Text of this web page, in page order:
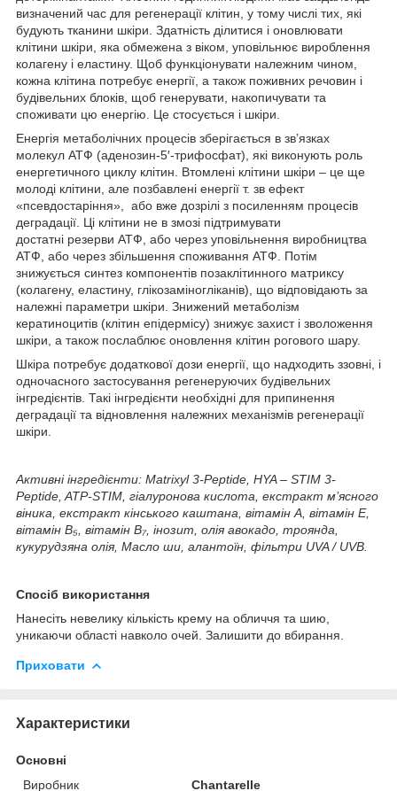
визначений час для регенерації клітин, у тому числі тих, які
будують тканини шкіри. Здатність ділитися і оновлювати
клітини шкіри, яка обмежена з віком, уповільнює вироблення
колагену і еластину. Щоб функціонувати належним чином,
кожна клітина потребує енергії, а також поживних речовин і
будівельних блоків, щоб генерувати, накопичувати та
споживати цю енергію. Це стосується і шкіри.
Енергія метаболічних процесів зберігається в зв’язках
молекул АТФ (аденозин-5′-трифосфат), які виконують роль
енергетичного циклу клітин. Втомлені клітини шкіри – це ще
молоді клітини, але позбавлені енергії т. зв ефект
«псевдостаріння»,
або вже дозрілі з посиленням процесів
деградації. Ці клітини не в змозі підтримувати
достатні резерви АТФ, або через уповільнення виробництва
АТФ, або через збільшення споживання АТФ. Потім
знижується синтез компонентів позаклітинного матриксу
(колагену, еластину, глікозаміногліканів), що відповідають за
належні параметри шкіри. Знижений метаболізм
кератиноцитів (клітин епідермісу) знижує захист і зволоження
шкіри, а також послаблює оновлення клітин рогового шару.
Шкіра потребує додаткової дози енергії, що надходить ззовні, і
одночасного застосування регенеруючих будівельних
інгредієнтів. Такі інгредієнти необхідні для припинення
деградації та відновлення належних механізмів регенерації
шкіри.
Активні інгредієнти: Matrixyl 3-Peptide, HYA – STIM 3-
Peptide, ATP-STIM, гіалуронова кислота, екстракт м’ясного
віника, екстракт кінського каштана, вітамін A, вітамін E,
вітамін B₅, вітамін B₇, інозит, олія авокадо, троянда,
кукурудзяна олія, Масло ши, алантоїн, фільтри UVA / UVB.
Спосіб використання
Нанесіть невелику кількість крему на обличчя та шию,
уникаючи області навколо очей. Залишити до вбирання.
Приховати
Характеристики
Основні
Виробник
Chantarelle